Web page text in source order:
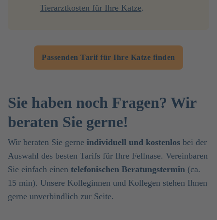
Tierarztkosten für Ihre Katze.
Passenden Tarif für Ihre Katze finden
Sie haben noch Fragen? Wir
beraten Sie gerne!
Wir beraten Sie gerne individuell und kostenlos bei der
Auswahl des besten Tarifs für Ihre Fellnase. Vereinbaren
Sie einfach einen telefonischen Beratungstermin (ca.
15 min). Unsere Kolleginnen und Kollegen stehen Ihnen
gerne unverbindlich zur Seite.